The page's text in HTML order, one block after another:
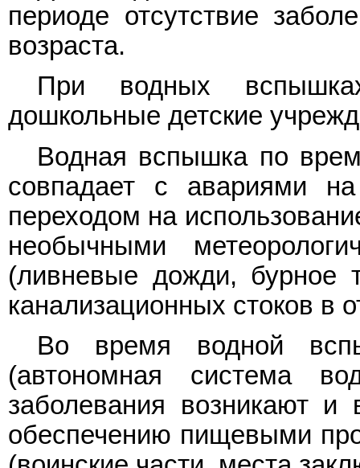
периоде отсутствие
возраста.
При водных
дошкольные детские
Водная вспышка по
совпадает с авариями
переходом на
необычными
(ливневые дожди, бурное
канализационных стоков в
Во время водной
(автономная система
заболевания возникают и
обеспечению пищевыми